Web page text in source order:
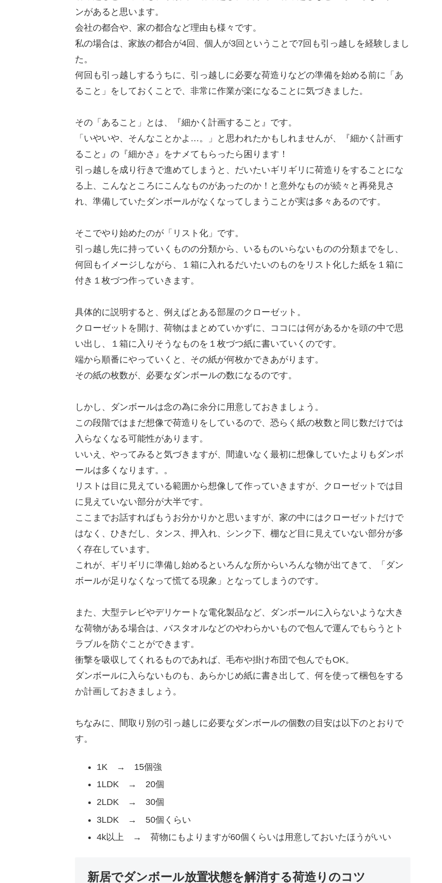
ンがあると思います。
会社の都合や、家の都合など理由も様々です。
私の場合は、家族の都合が4回、個人が3回ということで7回も引っ越しを経験しまし
た。
何回も引っ越しするうちに、引っ越しに必要な荷造りなどの準備を始める前に「あ
ること」をしておくことで、非常に作業が楽になることに気づきました。
その「あること」とは、『細かく計画すること』です。
「いやいや、そんなことかよ…。」と思われたかもしれませんが、『細かく計画す
ること』の『細かさ』をナメてもらったら困ります！
引っ越しを成り行きで進めてしまうと、だいたいギリギリに荷造りをすることにな
る上、こんなところにこんなものがあったのか！と意外なものが続々と再発見さ
れ、準備していたダンボールがなくなってしまうことが実は多々あるのです。
そこでやり始めたのが「リスト化」です。
引っ越し先に持っていくものの分類から、いるものいらないものの分類までをし、
何回もイメージしながら、１箱に入れるだいたいのものをリスト化した紙を１箱に
付き１枚づつ作っていきます。
具体的に説明すると、例えばとある部屋のクローゼット。
クローゼットを開け、荷物はまとめていかずに、ココには何があるかを頭の中で思
い出し、１箱に入りそうなものを１枚づつ紙に書いていくのです。
端から順番にやっていくと、その紙が何枚かできあがります。
その紙の枚数が、必要なダンボールの数になるのです。
しかし、ダンボールは念の為に余分に用意しておきましょう。
この段階ではまだ想像で荷造りをしているので、恐らく紙の枚数と同じ数だけでは
入らなくなる可能性があります。
いいえ、やってみると気づきますが、間違いなく最初に想像していたよりもダンボ
ールは多くなります。。
リストは目に見えている範囲から想像して作っていきますが、クローゼットでは目
に見えていない部分が大半です。
ここまでお話すればもうお分かりかと思いますが、家の中にはクローゼットだけで
はなく、ひきだし、タンス、押入れ、シンク下、棚など目に見えていない部分が多
く存在しています。
これが、ギリギリに準備し始めるといろんな所からいろんな物が出てきて、「ダン
ボールが足りなくなって慌てる現象」となってしまうのです。
また、大型テレビやデリケートな電化製品など、ダンボールに入らないような大き
な荷物がある場合は、バスタオルなどのやわらかいもので包んで運んでもらうとト
ラブルを防ぐことができます。
衝撃を吸収してくれるものであれば、毛布や掛け布団で包んでもOK。
ダンボールに入らないものも、あらかじめ紙に書き出して、何を使って梱包をする
か計画しておきましょう。
ちなみに、間取り別の引っ越しに必要なダンボールの個数の目安は以下のとおりで
す。
1K → 15個強
1LDK → 20個
2LDK → 30個
3LDK → 50個くらい
4k以上 → 荷物にもよりますが60個くらいは用意しておいたほうがいい
新居でダンボール放置状態を解消する荷造りのコツ